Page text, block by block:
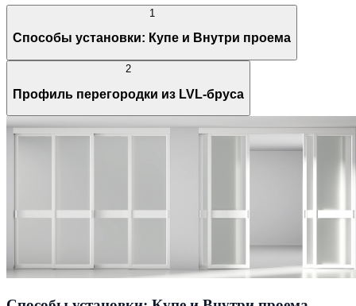
1
Способы установки: Купе и Внутри проема
2
Профиль перегородки из LVL-бруса